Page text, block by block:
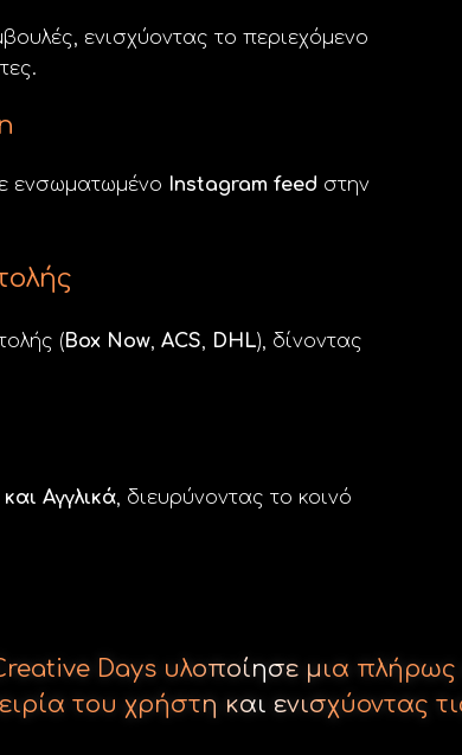
ενισχύοντας το περιεχόμενο
ενσωματωμένο Instagram feed στην
(Box Now, ACS, DHL), δίνοντας
Αγγλικά, διευρύνοντας το κοινό
Days υλοποίησε μια
του χρήστη και ενισχύοντας